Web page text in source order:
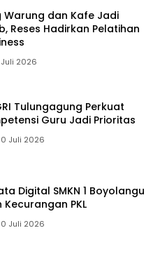
Warung dan Kafe Jadi
Reses Hadirkan Pelatihan
2026
Tulungagung Perkuat
Guru Jadi Prioritas
Juli 2026
Digital SMKN 1 Boyolangu
PKL
Juli 2026